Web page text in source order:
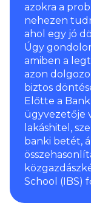
azokra a
nehezen
ahol egy jó
Úgy
amiben a
azon
biztos
Előtte a
ügyvezetője
lakáshitel,
banki betét,
School (IBS)